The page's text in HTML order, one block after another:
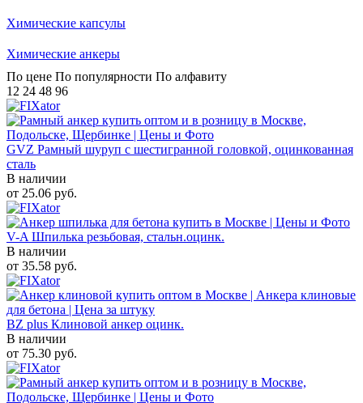
Химические капсулы
Химические анкеры
По цене По популярности По алфавиту
12 24 48 96
GVZ Рамный шуруп с шестигранной головкой, оцинкованная
сталь
В наличии
от 25.06 руб.
V-A Шпилька резьбовая, стальн.оцинк.
В наличии
от 35.58 руб.
BZ plus Клиновой анкер оцинк.
В наличии
от 75.30 руб.